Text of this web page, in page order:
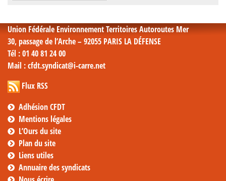
Union Fédérale Environnement Territoires Autoroutes Mer
30, passage de l’Arche – 92055 PARIS LA DÉFENSE
Tél : 01 40 81 24 00
Mail : cfdt.syndicat@i-carre.net
Flux RSS
Adhésion CFDT
Mentions légales
L’Ours du site
Plan du site
Liens utiles
Annuaire des syndicats